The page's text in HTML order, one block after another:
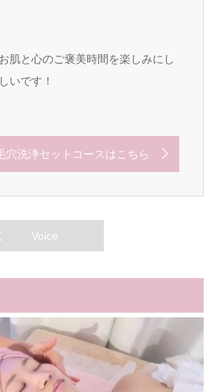
肌と心のご褒美時間を楽しみにし
いです！
穴洗浄セットコースはこちら
Voice